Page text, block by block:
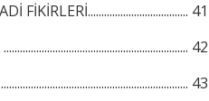
41
42
43